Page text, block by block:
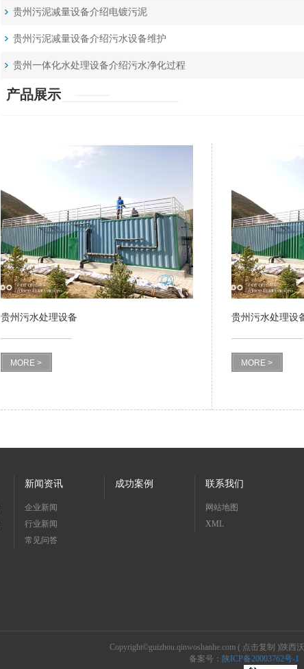
贵州污泥减量设备介绍电镀污泥
贵州污泥减量设备介绍污水设备维护
贵州一体化水处理设备介绍污水净化过程
产品展示
贵州污水处理设备
MORE >
贵州污水处理设
MORE >
新闻资讯
企业新闻
行业新闻
常见问答
成功案例 联系我们
网站地图
XML
Copyright©guizhou.qinwoshanhe.com( 点击复制 )陕西
备案号： 陕ICP备20003762号-1